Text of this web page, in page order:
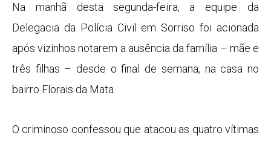
Na manhã desta segunda-feira, a equipe da
Delegacia da Polícia Civil em Sorriso foi acionada
após vizinhos notarem a ausência da família – mãe e
três filhas – desde o final de semana, na casa no
bairro Florais da Mata.
O criminoso confessou que atacou as quatro vítimas